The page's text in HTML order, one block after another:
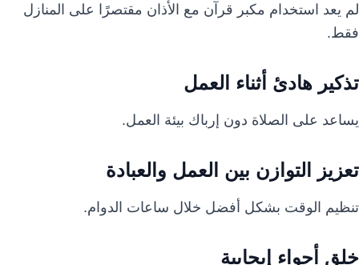
لم يعد استخدام مكبر قرآن مع الأذان مقتصرًا على المنازل
فقط.
تذكير هادئ أثناء العمل
يساعد على الصلاة دون إرباك بيئة العمل.
تعزيز التوازن بين العمل والعبادة
تنظيم الوقت بشكل أفضل خلال ساعات الدوام.
خلق أجواء إيجابية